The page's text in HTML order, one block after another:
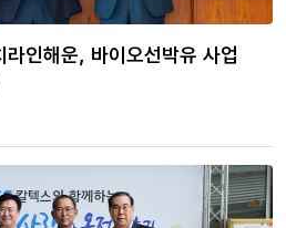
인해운, 바이오선박유 사업